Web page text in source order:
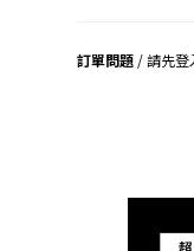
訂單問題 / 請先登